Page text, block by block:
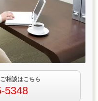
相談はこちら
5348